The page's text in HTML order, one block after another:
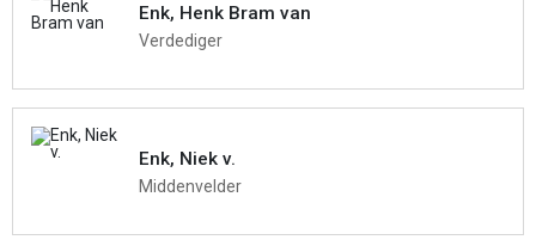
Enk, Henk Bram van
Verdediger
Enk, Niek v.
Middenvelder